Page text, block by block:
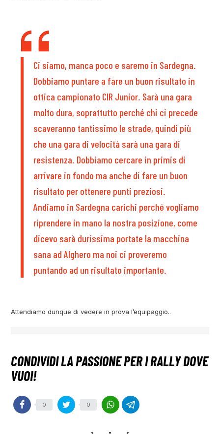
Ci siamo, manca poco e saremo in Sardegna.
Dobbiamo puntare a fare un buon risultato in
ottica campionato CIR Junior. Sarà una gara
molto dura, soprattutto perché chi ci precede
scaveranno tantissimo le strade, quindi più
che una gara di velocità sarà una gara di
resistenza. Dobbiamo cercare in primis di
arrivare in fondo ma anche di fare un buon
risultato per ottenere punti preziosi.
Andiamo in Sardegna carichi perché vogliamo
riprendere in mano la nostra posizione, come
dicevo sarà durissima portate la macchina
sana ad Alghero ma noi ci proveremo
puntando ad un risultato importante.
Attendiamo dunque di vedere in prova l’equipaggio..
0 0